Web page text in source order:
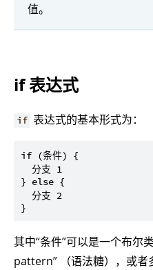
值。
if 表达式
if 表达式的基本形式为：
if (条件) {
  分支 1
} else {
  分支 2
其中“条件”可以是一个布尔
pattern” （语法糖），或